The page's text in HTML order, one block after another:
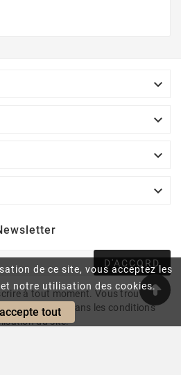
de ce site, vous acceptez les
et notre utilisation des cookies.
tout




D'ACCORD
à tout moment. Vous trouverez
de contact dans les conditions
du site.